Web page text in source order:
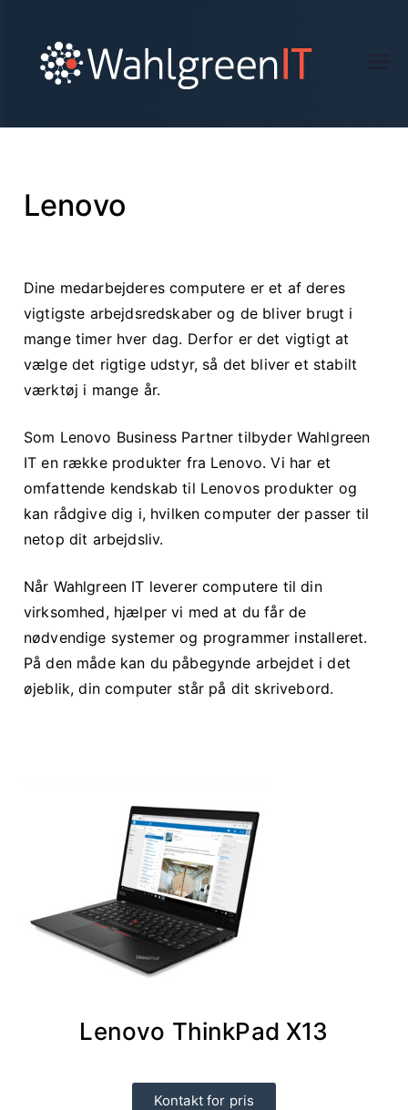
hlg
k
Lenovo
Dine medarbejderes computere er et af deres
vigtigste arbejdsredskaber og de bliver brugt i
mange timer hver dag. Derfor er det vigtigt at
vælge det rigtige udstyr, så det bliver et stabilt
værktøj i mange år.
Som Lenovo Business Partner tilbyder Wahlgreen
IT en række produkter fra Lenovo. Vi har et
omfattende kendskab til Lenovos produkter og
kan rådgive dig i, hvilken computer der passer til
netop dit arbejdsliv.
Når Wahlgreen IT leverer computere til din
virksomhed, hjælper vi med at du får de
nødvendige systemer og programmer installeret.
På den måde kan du påbegynde arbejdet i det
øjeblik, din computer står på dit skrivebord.
Lenovo ThinkPad X13
Kontakt for pris